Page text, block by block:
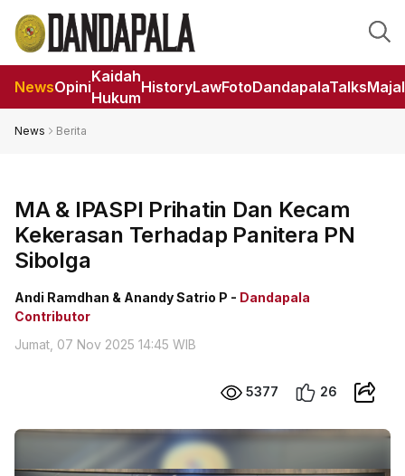
NewsOpini
Kaidah
Hukum
HistoryLawFotoDandapalaTalks
News Berita
MA & IPASPI Prihatin Dan Kecam
Kekerasan Terhadap Panitera PN
Sibolga
Andi Ramdhan & Anandy Satrio P - Dandapala
Contributor
Jumat, 07 Nov 2025 14:45 WIB
5377 26